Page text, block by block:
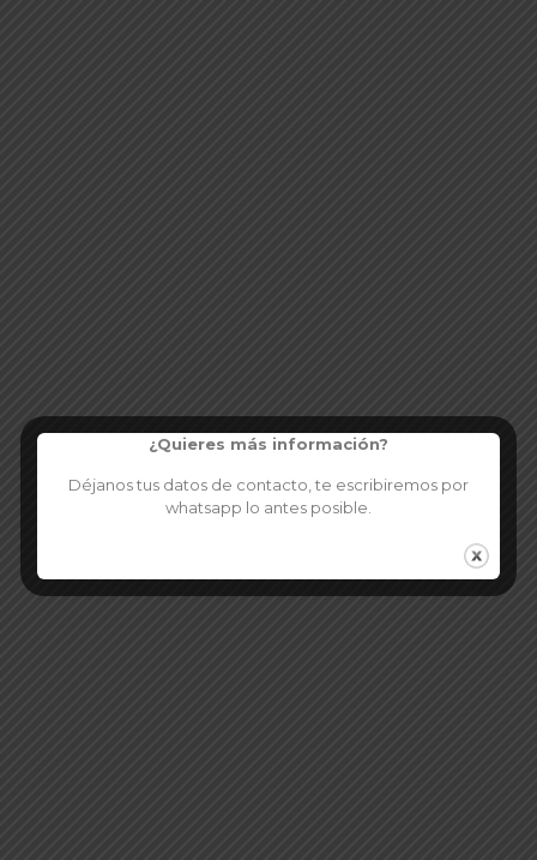
¿Quieres más información?
Déjanos tus datos de contacto, te escribiremos por
whatsapp lo antes posible.